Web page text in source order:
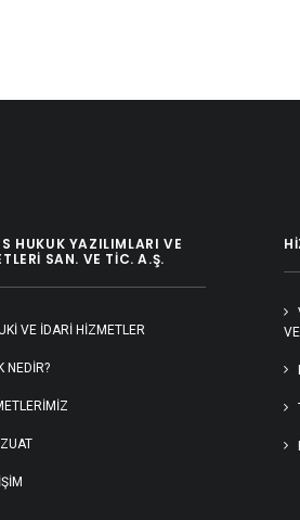
HUKUK YAZILIMLARI VE
SAN. VE TIC. A.Ş.
VE İDARI HIZMETLER
NEDİR?